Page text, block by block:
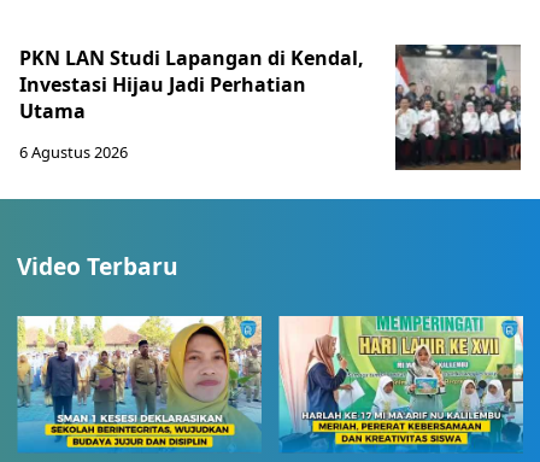
PKN LAN Studi Lapangan di Kendal,
Investasi Hijau Jadi Perhatian
Utama
6 Agustus 2026
Video Terbaru